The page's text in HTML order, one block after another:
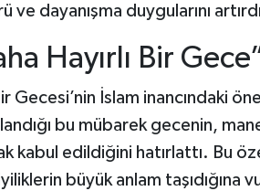
dayanışma duygularını
Hayırlı Bir
Gecesi’nin İslam inancındaki
bu mübarek gecenin,
kabul edildiğini hatırlattı. Bu
büyük anlam taşıdığına